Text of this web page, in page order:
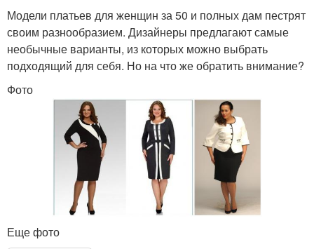
Модели платьев для женщин за 50 и полных дам пестрят
своим разнообразием. Дизайнеры предлагают самые
необычные варианты, из которых можно выбрать
подходящий для себя. Но на что же обратить внимание?
Фото
Еще фото